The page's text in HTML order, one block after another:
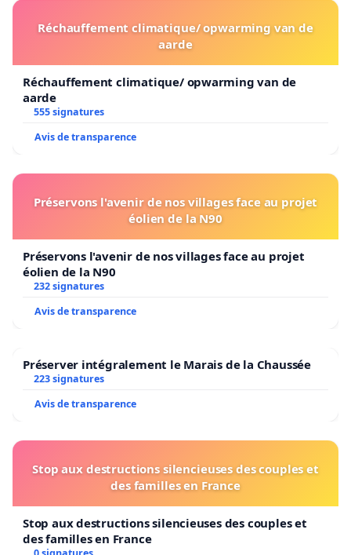
Réchauffement climatique/ opwarming van de
aarde
Réchauffement climatique/ opwarming van de
aarde
555 signatures
Avis de transparence
Préservons l'avenir de nos villages face au projet
éolien de la N90
Préservons l'avenir de nos villages face au projet
éolien de la N90
232 signatures
Avis de transparence
Préserver intégralement le Marais de la Chaussée
223 signatures
Avis de transparence
Stop aux destructions silencieuses des couples et
des familles en France
Stop aux destructions silencieuses des couples et
des familles en France